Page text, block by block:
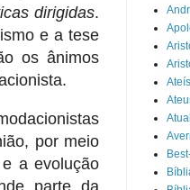
dirigidas.
e a tese
os ânimos
por meio
a evolução
parte da